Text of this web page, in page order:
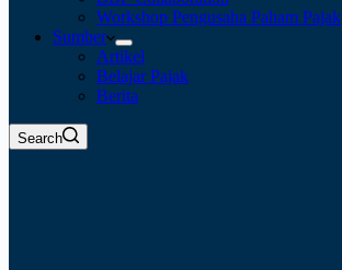
Workshop Pengusaha Paham Pajak
Sumber
Artikel
Belajar Pajak
Berita
Search